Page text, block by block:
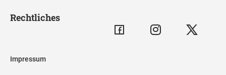
Rechtliches
Impressum